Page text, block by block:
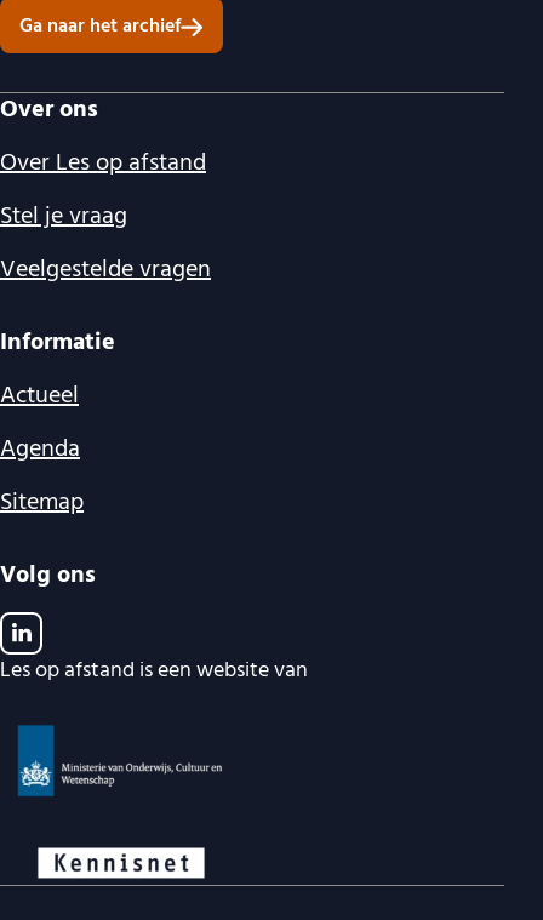
Ga naar het archief
Over ons
Over Les op afstand
Stel je vraag
Veelgestelde vragen
Informatie
Actueel
Agenda
Sitemap
Volg ons
Les op afstand is een website van